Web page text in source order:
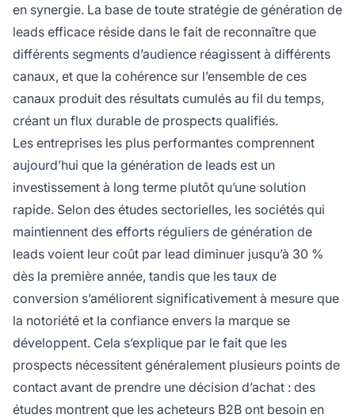
en synergie. La base de toute stratégie de génération de
leads efficace réside dans le fait de reconnaître que
différents segments d’audience réagissent à différents
canaux, et que la cohérence sur l’ensemble de ces
canaux produit des résultats cumulés au fil du temps,
créant un flux durable de prospects qualifiés.
Les entreprises les plus performantes comprennent
aujourd’hui que la génération de leads est un
investissement à long terme plutôt qu’une solution
rapide. Selon des études sectorielles, les sociétés qui
maintiennent des efforts réguliers de génération de
leads voient leur coût par lead diminuer jusqu’à 30 %
dès la première année, tandis que les taux de
conversion s’améliorent significativement à mesure que
la notoriété et la confiance envers la marque se
développent. Cela s’explique par le fait que les
prospects nécessitent généralement plusieurs points de
contact avant de prendre une décision d’achat : des
études montrent que les acheteurs B2B ont besoin en